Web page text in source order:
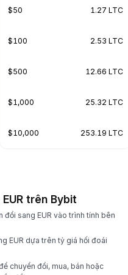
$50 1.27 LTC
$100 2.53 LTC
$500 12.66 LTC
$1,000 25.32 LTC
$10,000 253.19 LTC
trên Bybit
đổi sang EUR vào trình tính bên
EUR dựa trên tỷ giá hối đoái
chuyển đổi, mua, bán hoặc